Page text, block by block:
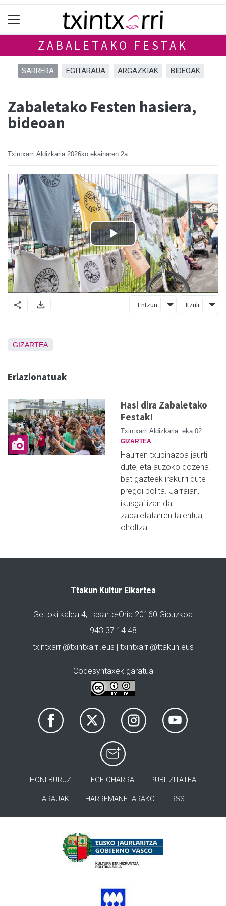
ZABALETAKO FESTAK
SARRERA EGITARAUA ARGAZKIAK BIDEOAK
Zabaletako Festen hasiera,
bideoan
Txintxarri Aldizkaria 2026ko ekainaren 2a
Entzun Itzuli
GIZARTEA
Erlazionatuak
Hasi dira Zabaletako
Festak!
Txintxarri Aldizkaria eka 02
GIZARTEA
Haurren txupinazoa jaurti
dute, eta auzoko dozena
bat gazteek irakurri dute
pregoi polita. Jarraian,
ikusgai izan da
zabaletatarren talentua,
oholtza…
Ttakun Kultur Elkartea
Geltoki kalea 4, Lasarte-Oria 20160 Gipuzkoa
943 37 14 48
txintxarri@txintxarri.eus | txintxarri@ttakun.eus
Codesyntaxek garatua
HONI BURUZ LEGE OHARRA PUBLIZITATEA
ARAUAK HARREMANETARAKO RSS